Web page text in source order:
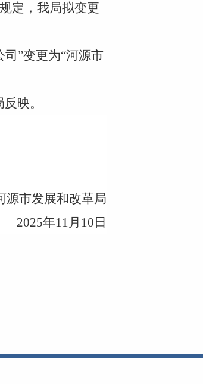
规定， 我局拟变更
司 ”变更为“河源市
反映。
源市发展和改革局
2025年11月 10 日